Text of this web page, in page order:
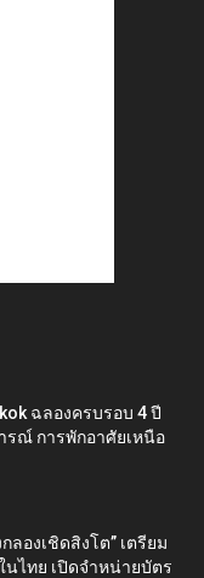
ฉลองครบรอบ 4 ปี
รณ์ การพักอาศัยเหนือ
ลองเชิดสิงโต” เตรียม
ไทย เปิดจำหน่ายบัตร